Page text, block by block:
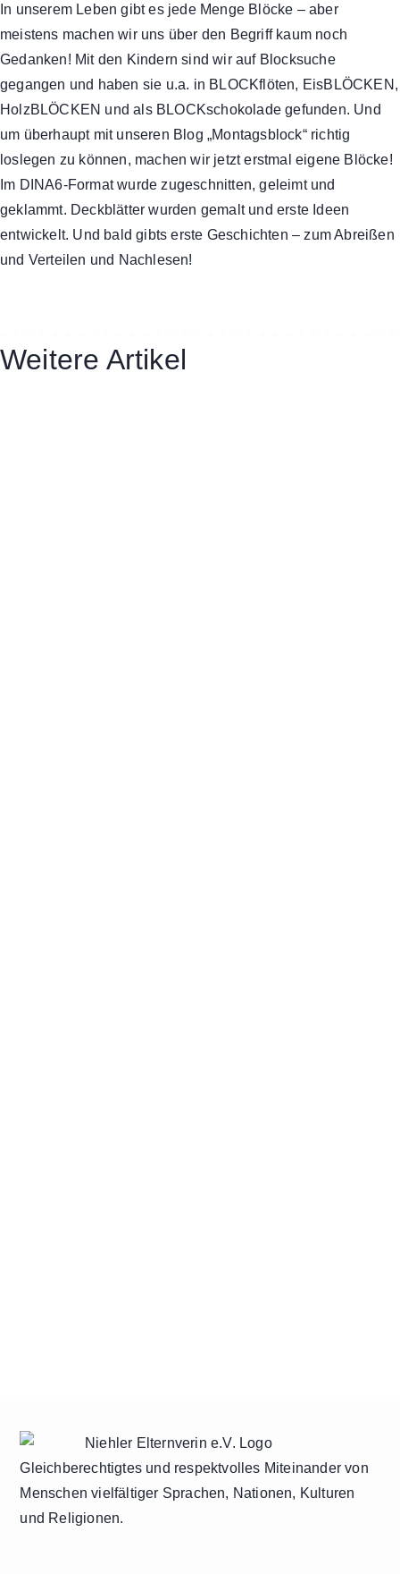
In unserem Leben gibt es jede Menge Blöcke – aber
meistens machen wir uns über den Begriff kaum noch
Gedanken! Mit den Kindern sind wir auf Blocksuche
gegangen und haben sie u.a. in BLOCKflöten, EisBLÖCKEN,
HolzBLÖCKEN und als BLOCKschokolade gefunden. Und
um überhaupt mit unseren Blog „Montagsblock“ richtig
loslegen zu können, machen wir jetzt erstmal eigene Blöcke!
Im DINA6-Format wurde zugeschnitten, geleimt und
geklammt. Deckblätter wurden gemalt und erste Ideen
entwickelt. Und bald gibts erste Geschichten – zum Abreißen
und Verteilen und Nachlesen!
Weitere Artikel
Gleichberechtigtes und respektvolles Miteinander von
Menschen vielfältiger Sprachen, Nationen, Kulturen
und Religionen.